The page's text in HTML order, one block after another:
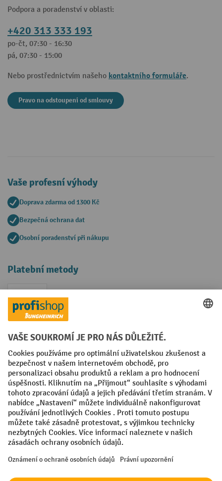
Podpora a poradenství v oblasti:
+420 313 333 193
po-čt, 07:30 - 16:30
pá, 07:30 - 15:00
Nebo prostřednictvím našeho kontaktního formuláře.
Pravo na odstoupeni od smlouvy
Vaše profesní výhody
Doprava zdarma od 1300 Kč
Bezpečná ochrana dat
Osobní poradenství při nákupu
Platební metody
Faktura
Sociální sítě
Facebook
YouTubeLinkedIn
VODP Otisk
Prohlášení o ochraně osobních údajů
Nastavení ochrany osobních údajů
All prices excl. VAT plusshipping costsand possible delivery charges,